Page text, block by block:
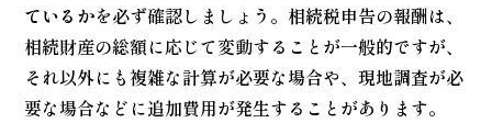
ているかを必ず確認しましょう。相続税申告の報酬は、
相続財産の総額に応じて変動することが一般的ですが、
それ以外にも複雑な計算が必要な場合や、現地調査が必
要な場合などに追加費用が発生することがあります。